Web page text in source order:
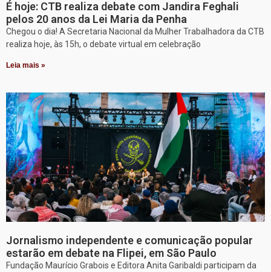
É hoje: CTB realiza debate com Jandira Feghali
pelos 20 anos da Lei Maria da Penha
Chegou o dia! A Secretaria Nacional da Mulher Trabalhadora da CTB
realiza hoje, às 15h, o debate virtual em celebração
Leia mais »
Jornalismo independente e comunicação popular
estarão em debate na Flipei, em São Paulo
Fundação Maurício Grabois e Editora Anita Garibaldi participam da